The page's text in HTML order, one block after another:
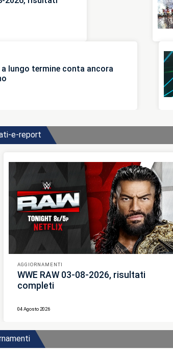
a lungo termine conta ancora
e-report
AGGIORNAMENTI
WWE RAW 03-08-2026, risultati
completi
04 Agosto 2026